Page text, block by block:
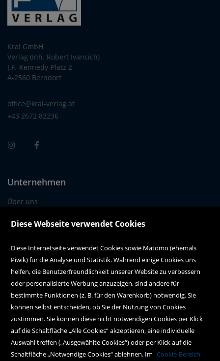
Kral GmbH
Verlag (Inh. Robert Ivancich)
J.F.-Kennedy-Platz 2
A-2560 Berndorf
office@kral-verlag.at
+43 2672 82236
Unternehmen
Über uns
Alle Filialen auf einen Blick
Kundenservice
Kontakt
Instagram
Facebook
Newsletteranmeldung
Diese Webseite verwendet Cookies
Diese Internetseite verwendet Cookies sowie Matomo (ehemals
Piwik) für die Analyse und Statistik. Während einige Cookies uns
helfen, die Benutzerfreundlichkeit unserer Website zu verbessern
oder personalisierte Werbung anzuzeigen, sind andere für
bestimmte Funktionen (z. B. für den Warenkorb) notwendig. Sie
können selbst entscheiden, ob Sie der Nutzung von Cookies
zustimmen. Sie können diese nicht notwendigen Cookies per Klick
auf die Schaltfläche „Alle Cookies“ akzeptieren, eine individuelle
Auswahl treffen („Ausgewählte Cookies“) oder per Klick auf die
Schaltfläche „Notwendige Cookies“ ablehnen. Im Cookie-Bereich